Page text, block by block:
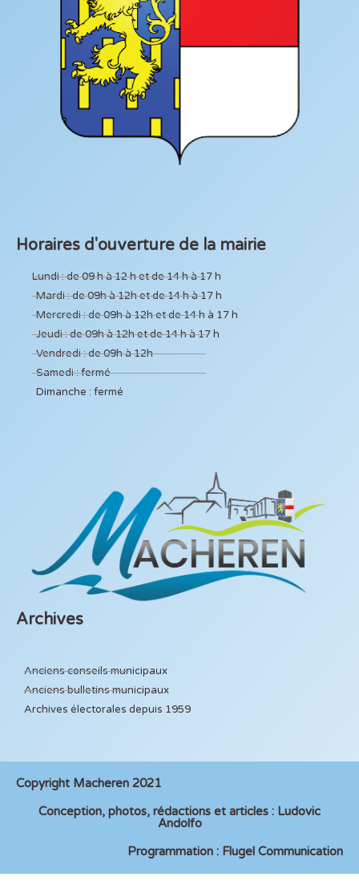
Horaires d'ouverture de la mairie
Lundi : de 09 h à 12 h et de 14 h à 17 h
Mardi : de 09h à 12h et de 14 h à 17 h
Mercredi : de 09h à 12h et de 14 h à 17 h
Jeudi : de 09h à 12h et de 14 h à 17 h
Vendredi : de 09h à 12h
Samedi : fermé
Dimanche : fermé
Archives
Anciens conseils municipaux
Anciens bulletins municipaux
Archives électorales depuis 1959
Copyright Macheren 2021
Conception, photos, rédactions et articles : Ludovic
Andolfo
Programmation : Flugel Communication